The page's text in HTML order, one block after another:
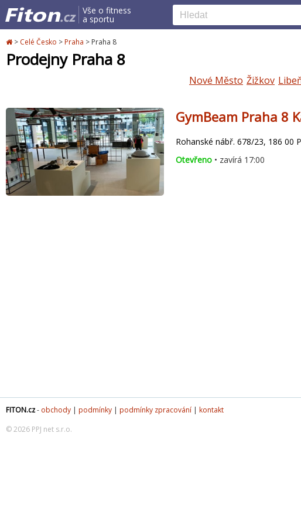
Vše o fitness
a sportu
> Celé Česko >Praha > Praha 8
Prodejny Praha 8
Nové Město Žižkov
GymBeam Praha 8
Rohanské nábř. 678/23, 186 00
Otevřeno • zavírá 17:00
FITON.cz- obchody | podmínky | podmínky zpracování | kontakt
© 2026 PPJ net s.r.o.